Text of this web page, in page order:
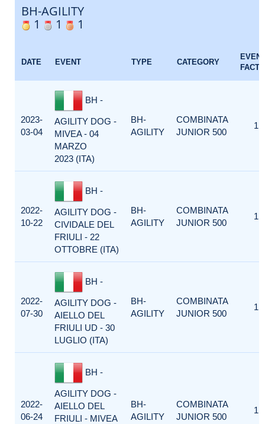
BH-AGILITY
1
1 1
DATE EVENT TYPE CATEGORY
2023-
03-04
BH -
AGILITY DOG -
MIVEA - 04
MARZO
2023 (ITA)
BH-
AGILITY
COMBINATA
JUNIOR 500
1
2022-
10-22
BH -
AGILITY DOG -
CIVIDALE DEL
FRIULI - 22
OTTOBRE (ITA)
BH-
AGILITY
COMBINATA
JUNIOR 500
1
2022-
07-30
BH -
AGILITY DOG -
AIELLO DEL
FRIULI UD - 30
LUGLIO (ITA)
BH-
AGILITY
COMBINATA
JUNIOR 500
1
2022-
06-24
BH -
AGILITY DOG -
AIELLO DEL
FRIULI - MIVEA
BH-
AGILITY
COMBINATA
JUNIOR 500
1